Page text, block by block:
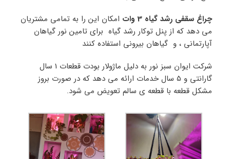
چراغ سقفی رشد گیاه 3 وات
امکان این را به تمامی مشتریان
می دهد که از پنل توکار رشد گیاه برای تامین نور گیاهان
آپارتمانی ، و گیاهان بیرونی استفاده کنند
شرکت ایوان سبز نور به دلیل ماژولار بودت قطعات 1 سال
گارانتی و 5 سال خدمات ارائه می دهد که در صورت بروز
مشکل قطعه با قطعه ی سالم تعویض می شود.